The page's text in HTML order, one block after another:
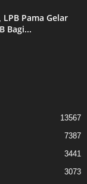
Pama Gelar
Bagi...
13567
7387
3441
3073